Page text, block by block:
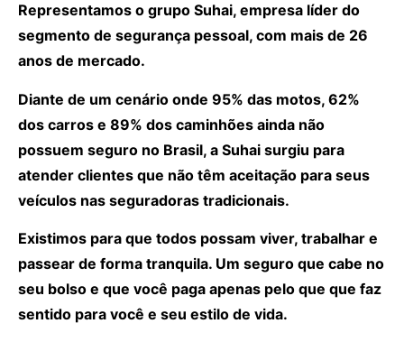
Representamos o grupo Suhai, empresa líder do
segmento de segurança pessoal, com mais de 26
anos de mercado.
Diante de um cenário onde 95% das motos, 62%
dos carros e 89% dos caminhões ainda não
possuem seguro no Brasil, a Suhai surgiu para
atender clientes que não têm aceitação para seus
veículos nas seguradoras tradicionais.
Existimos para que todos possam viver, trabalhar e
passear de forma tranquila. Um seguro que cabe no
seu bolso e que você paga apenas pelo que que faz
sentido para você e seu estilo de vida.